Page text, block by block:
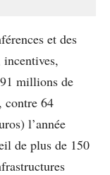
et des
millions de
contre 64
l’année
de plus de 150